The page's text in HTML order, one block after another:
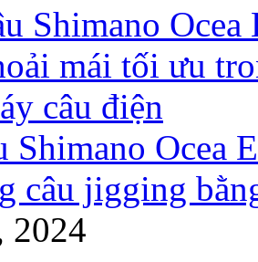
Shimano Ocea
câu jigging
2024